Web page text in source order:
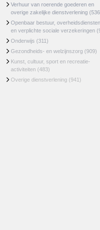
Verhuur van roerende goederen en
overige zakelijke dienstverlening
Openbaar bestuur, overheidsdiensten
en verplichte sociale verzekeringen
Onderwijs (311)
Gezondheids- en welzijnszorg (909)
Kunst, cultuur, sport en recreatie-
activiteiten (483)
Overige dienstverlening (941)